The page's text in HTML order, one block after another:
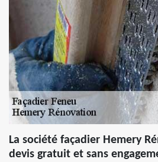
La société façadier Hemery
devis gratuit et sans